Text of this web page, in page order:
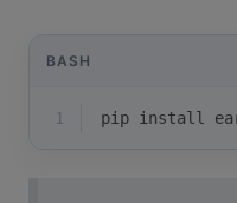
BASH
1 pip install